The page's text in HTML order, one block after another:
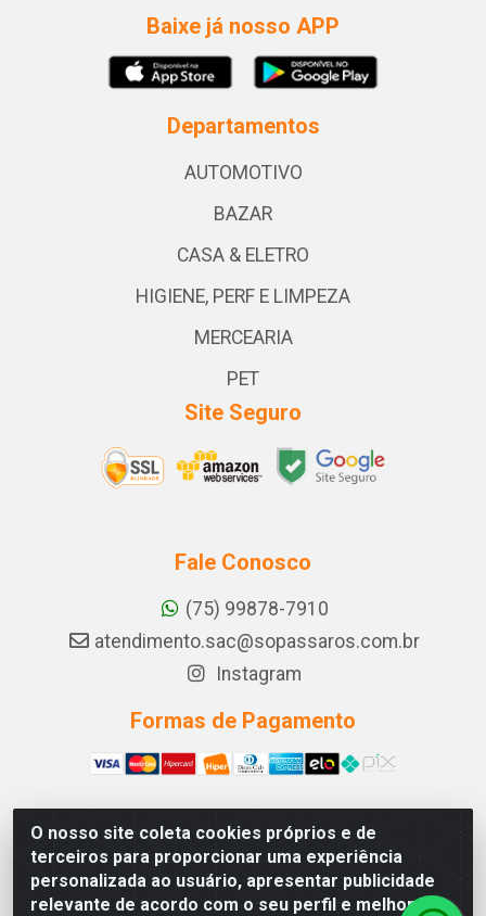
O nosso site coleta cookies próprios e de
terceiros para proporcionar uma experiência
personalizada ao usuário, apresentar publicidade
relevante de acordo com o seu perfil e melhorar a
Baixe já nosso APP
Departamentos
AUTOMOTIVO
BAZAR
CASA & ELETRO
HIGIENE, PERF E LIMPEZA
MERCEARIA
PET
Site Seguro
Fale Conosco
(75) 99878-7910
atendimento.sac@sopassaros.com.br
Instagram
Formas de Pagamento
A PINA DOS SANTOS DELEZZOTTE LTDA - RODOVIA BA
233, 27 - ZONA RURAL, ITABERABA/BA - CEP 46.880-
000 - CNPJ 30.578.948/0001-90